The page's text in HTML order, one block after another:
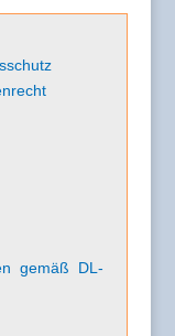
gemäß DL-